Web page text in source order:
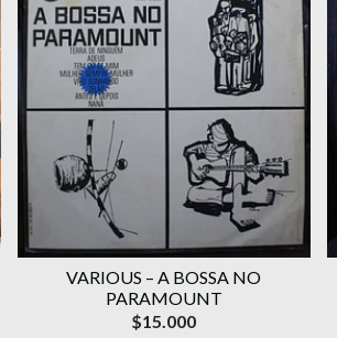
VARIOUS ‎– A BOSSA NO
PARAMOUNT
$15.000